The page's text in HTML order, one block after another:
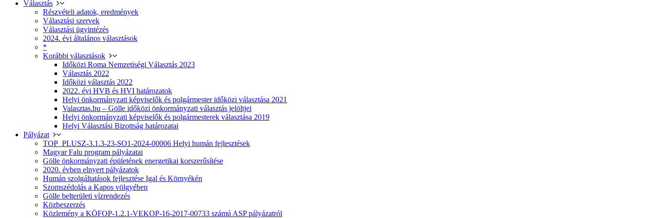
Választás
Részvételi adatok, eredmények
Választási szervek
Választási ügyintézés
2024. évi általános választások
*
Korábbi választások
Időközi Roma Nemzetiségi Választás 2023
Választás 2022
Időközi választás 2022
2022. évi HVB és HVI határozatok
Helyi önkormányzati képviselők és polgármester időközi választása 2021
Valasztas.hu – Gölle időközi önkormányzati választás jelöltjei
Helyi önkormányzati képviselők és polgármesterek választása 2019
Helyi Választási Bizottság határozatai
Pályázat
TOP_PLUSZ-3.1.3-23-SO1-2024-00006 Helyi humán fejlesztések
Magyar Falu program pályázatai
Gölle önkormányzati épületének energetikai korszerűsítése
2020. évben elnyert pályázatok
Humán szolgáltatások fejlesztése Igal és Környékén
Szomszédolás a Kapos völgyében
Gölle belterületi vízrendezés
Közbeszerzés
Közlemény a KÖFOP-1.2.1-VEKOP-16-2017-00733 számú ASP pályázatról